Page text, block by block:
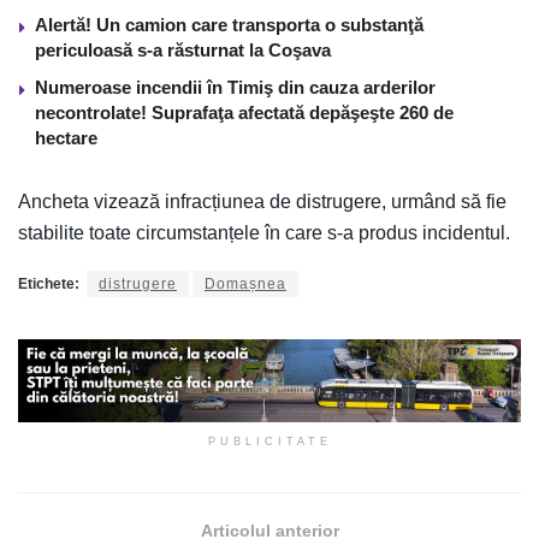
Alertă! Un camion care transporta o substanţă
periculoasă s-a răsturnat la Coşava
Numeroase incendii în Timiş din cauza arderilor
necontrolate! Suprafaţa afectată depăşeşte 260 de
hectare
Ancheta vizează infracțiunea de distrugere, urmând să fie
stabilite toate circumstanțele în care s-a produs incidentul.
Etichete: distrugere Domașnea
PUBLICITATE
Articolul anterior